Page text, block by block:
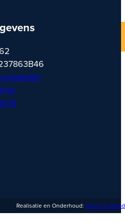
Realisatie en Onderhoud: Brand in